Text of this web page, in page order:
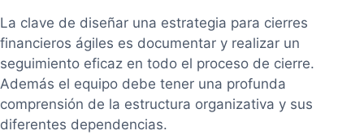
La clave de diseñar una estrategia para cierres
financieros ágiles es documentar y realizar un
seguimiento eficaz en todo el proceso de cierre.
Además el equipo debe tener una profunda
comprensión de la estructura organizativa y sus
diferentes dependencias.